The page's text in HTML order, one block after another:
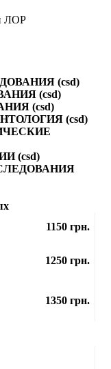
ЛОР
(csd)
(csd)
(csd)
(csd)
(csd)
1150 грн.
1250 грн.
1350 грн.